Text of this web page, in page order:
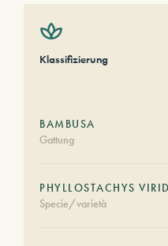
Klassifizierung
BAMBUSA
Gattung
PHYLLOSTACHYS
Specie/varietà